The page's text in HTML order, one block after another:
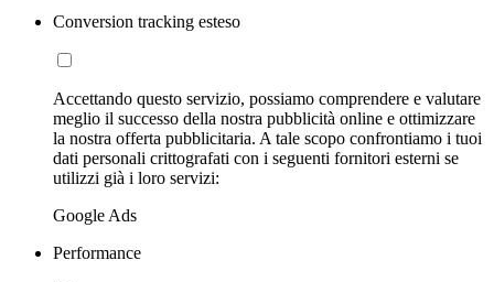
Conversion tracking esteso
Accettando questo servizio, possiamo comprendere e valutare
meglio il successo della nostra pubblicità online e ottimizzare
la nostra offerta pubblicitaria. A tale scopo confrontiamo i tuoi
dati personali crittografati con i seguenti fornitori esterni se
utilizzi già i loro servizi:
Google Ads
Performance